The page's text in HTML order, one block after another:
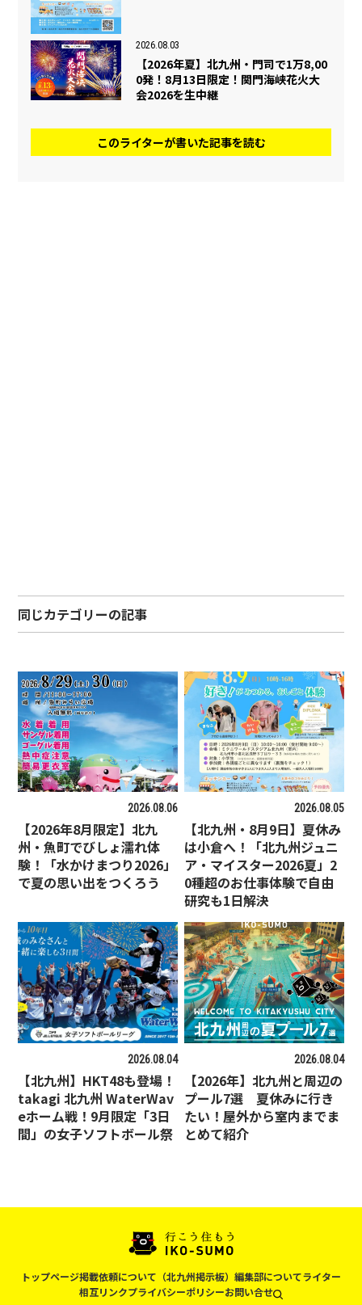
2026.08.03
【2026年夏】北九州・門司で1万8,00
0発！8月13日限定！関門海峡花火大
会2026を生中継
このライターが書いた記事を読む
同じカテゴリーの記事
2026.08.06
【2026年8月限定】北九
州・魚町でびしょ濡れ体
験！「水かけまつり2026」
で夏の思い出をつくろう
2026.08.05
【北九州・8月9日】夏休み
は小倉へ！「北九州ジュニ
ア・マイスター2026夏」2
0種超のお仕事体験で自由
研究も1日解決
2026.08.04
【北九州】HKT48も登場！
takagi 北九州 WaterWav
eホーム戦！9月限定「3日
間」の女子ソフトボール祭
2026.08.04
【2026年】北九州と周辺の
プール7選 夏休みに行き
たい！屋外から室内までま
とめて紹介
トップページ掲載依頼について（北九州掲示板） 編集部についてライター
相互リンクプライバシーポリシーお問い合せ